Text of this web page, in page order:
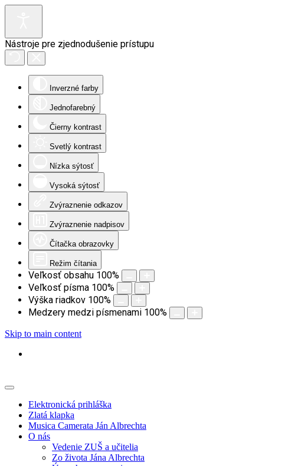
Nástroje pre zjednodušenie prístupu
Inverzné farby
Jednofarebný
Čierny kontrast
Svetlý kontrast
Nízka sýtosť
Vysoká sýtosť
Zvýraznenie odkazov
Zvýraznenie nadpisov
Čítačka obrazovky
Režim čítania
Veľkosť obsahu 100%
Veľkosť písma 100%
Výška riadkov 100%
Medzery medzi písmenami 100%
Skip to main content
Elektronická prihláška
Zlatá klapka
Musica Camerata Ján Albrechta
O nás
Vedenie ZUŠ a učitelia
Zo života Jána Albrechta